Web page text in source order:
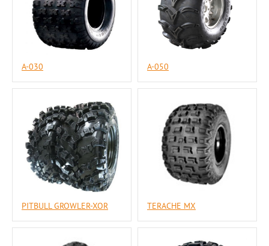
A-030 A-050
PITBULL GROWLER-XOR TERACHE MX